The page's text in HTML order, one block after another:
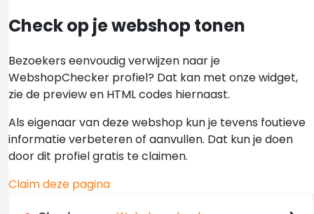
Check op je webshop tonen
Bezoekers eenvoudig verwijzen naar je
WebshopChecker profiel? Dat kan met onze widget,
zie de preview en HTML codes hiernaast.
Als eigenaar van deze webshop kun je tevens foutieve
informatie verbeteren of aanvullen. Dat kun je doen
door dit profiel gratis te claimen.
Claim deze pagina